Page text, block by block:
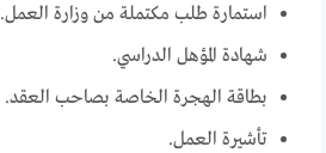
استمارة طلب مكتملة من وزارة العمل.
شهادة المؤهل الدراسي.
بطاقة الهجرة الخاصة بصاحب العقد.
تأشيرة العمل.